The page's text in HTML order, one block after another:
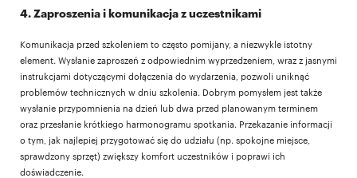
4. Zaproszenia i komunikacja z uczestnikami
Komunikacja przed szkoleniem to często pomijany, a niezwykle istotny
element. Wysłanie zaproszeń z odpowiednim wyprzedzeniem, wraz z jasnymi
instrukcjami dotyczącymi dołączenia do wydarzenia, pozwoli uniknąć
problemów technicznych w dniu szkolenia. Dobrym pomysłem jest także
wysłanie przypomnienia na dzień lub dwa przed planowanym terminem
oraz przesłanie krótkiego harmonogramu spotkania. Przekazanie informacji
o tym, jak najlepiej przygotować się do udziału (np. spokojne miejsce,
sprawdzony sprzęt) zwiększy komfort uczestników i poprawi ich
doświadczenie.